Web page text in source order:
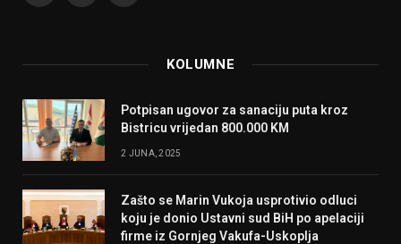
KOLUMNE
Potpisan ugovor za sanaciju puta kroz
Bistricu vrijedan 800.000 KM
2 JUNA, 2025
Zašto se Marin Vukoja usprotivio odluci
koju je donio Ustavni sud BiH po apelaciji
firme iz Gornjeg Vakufa-Uskoplja